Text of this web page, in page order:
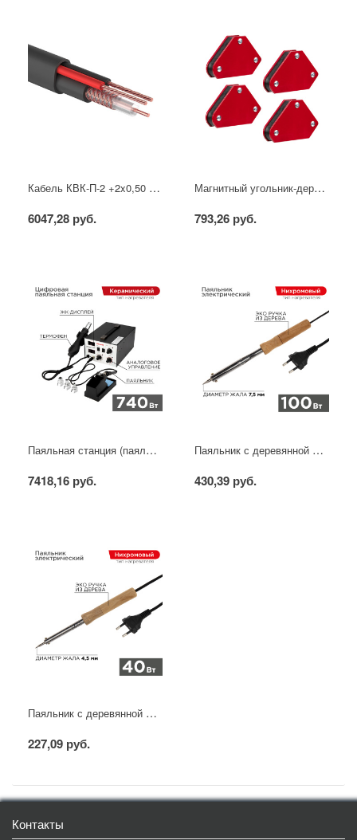
Кабель КВК-П-2 +2x0,50 мм² (Cu/CCA) (96) черный, 200 м, PROconnect
6047,28 руб.
Магнитный угольник-держатель для сварки набор 4 шт. на 4 кг REXANT
793,26 руб.
Паяльная станция (паяльник + фен), модель R852AD+, 100-500°C, LED дисплей REXANT
7418,16 руб.
Паяльник с деревянной ручкой, серия WOOD, 100Вт, 230В, блистер PROconnect
430,39 руб.
Паяльник с деревянной ручкой, серия WOOD, 40Вт, 230В, блистер PROconnect
227,09 руб.
Контакты